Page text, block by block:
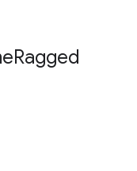
Ragged